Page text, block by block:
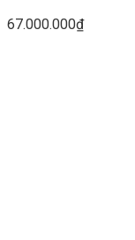
67.000.000₫